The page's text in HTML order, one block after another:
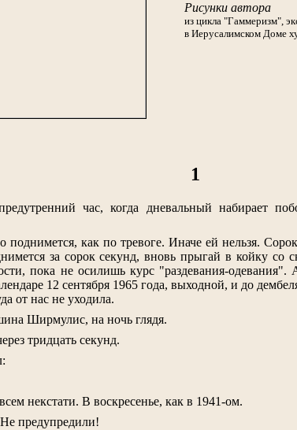
Рисунки автора
из цикла "Гаммеризм",
в Иерусалимском Доме
1
час, когда дневальный набирает
поднимется, как по тревоге. Иначе ей нельзя.
за сорок секунд, вновь прыгай в койку со
пока не осилишь курс "раздевания-одевания".
12 сентября 1965 года, выходной, и до
от нас не уходила.
Ширмулис, на ночь глядя.
тридцать секунд.
некстати. В воскресенье, как в 1941-ом.
предупредили!